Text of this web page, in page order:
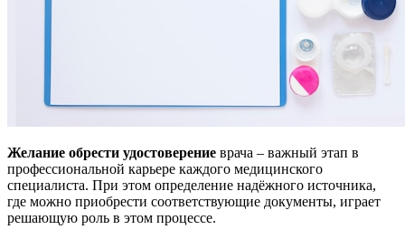
Желание обрести удостоверение врача – важный этап в
профессиональной карьере каждого медицинского
специалиста. При этом определение надёжного источника,
где можно приобрести соответствующие документы, играет
решающую роль в этом процессе.